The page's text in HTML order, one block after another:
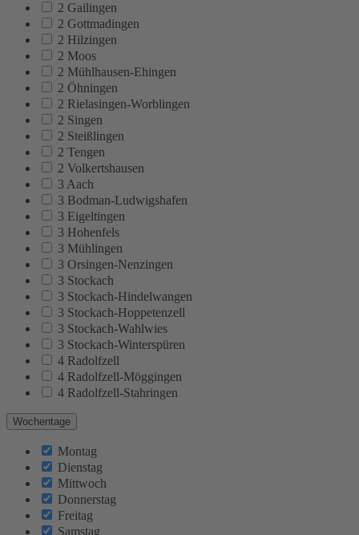
2 Gailingen
2 Gottmadingen
2 Hilzingen
2 Moos
2 Mühlhausen-Ehingen
2 Öhningen
2 Rielasingen-Worblingen
2 Singen
2 Steißlingen
2 Tengen
2 Volkertshausen
3 Aach
3 Bodman-Ludwigshafen
3 Eigeltingen
3 Hohenfels
3 Mühlingen
3 Orsingen-Nenzingen
3 Stockach
3 Stockach-Hindelwangen
3 Stockach-Hoppetenzell
3 Stockach-Wahlwies
3 Stockach-Winterspüren
4 Radolfzell
4 Radolfzell-Möggingen
4 Radolfzell-Stahringen
Wochentage
Montag
Dienstag
Mittwoch
Donnerstag
Freitag
Samstag